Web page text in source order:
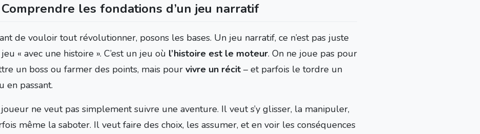
Comprendre les fondations d’un jeu narratif
de vouloir tout révolutionner, posons les bases. Un jeu narratif, ce n’est pas juste
« avec une histoire ». C’est un jeu où l’histoire est le moteur. On ne joue pas pour
un boss ou farmer des points, mais pour vivre un récit– et parfois le tordre un
en passant.
ne veut pas simplement suivre une aventure. Il veut s’y glisser, la manipuler,
même la saboter. Il veut faire des choix, les assumer, et en voir les conséquences